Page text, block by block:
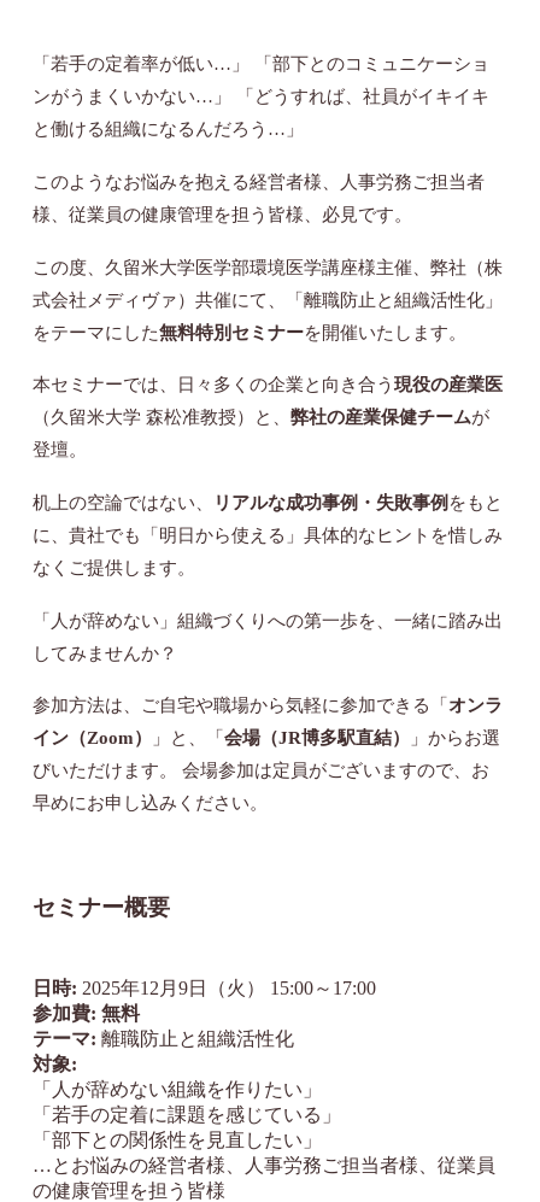
「若手の定着率が低い…」 「部下とのコミュニケーショ
ンがうまくいかない…」 「どうすれば、社員がイキイキ
と働ける組織になるんだろう…」
このようなお悩みを抱える経営者様、人事労務ご担当者
様、従業員の健康管理を担う皆様、必見です。
この度、久留米大学医学部環境医学講座様主催、弊社（株
式会社メディヴァ）共催にて、「離職防止と組織活性化」
をテーマにした無料特別セミナーを開催いたします。
本セミナーでは、日々多くの企業と向き合う現役の産業医
（久留米大学 森松准教授）と、弊社の産業保健チームが
登壇。
机上の空論ではない、 リアルな成功事例・失敗事例 をもと
に、貴社でも「明日から使える」具体的なヒントを惜しみ
なくご提供します。
「人が辞めない」組織づくりへの第一歩を、一緒に踏み出
してみませんか？
参加方法は、ご自宅や職場から気軽に参加できる「オンラ
イン（Zoom）
」と、「会場（JR博多駅直結）
」からお選
びいただけます。 会場参加は定員がございますので、お
早めにお申し込みください。
セミナー概要
日時: 2025年12月9日（火） 15:00～17:00
参加費: 無料
テーマ: 離職防止と組織活性化
対象:
「人が辞めない組織を作りたい」
「若手の定着に課題を感じている」
「部下との関係性を見直したい」
…とお悩みの経営者様、人事労務ご担当者様、従業員
の健康管理を担う皆様